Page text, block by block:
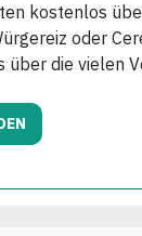
kostenlos
oder
über die vielen